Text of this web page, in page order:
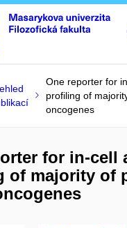
One reporter for
profiling of
oncogenes
for in-cell
of majority of